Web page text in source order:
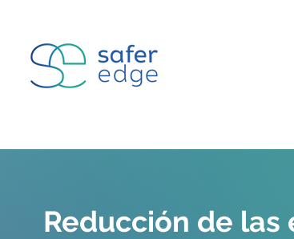
Reducción de